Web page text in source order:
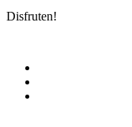
Disfruten!